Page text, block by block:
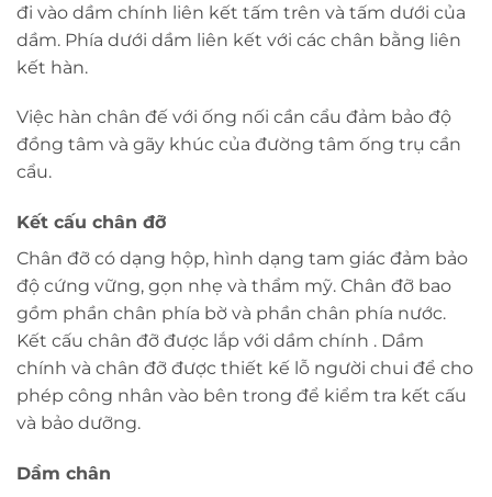
đi vào dầm chính liên kết tấm trên và tấm dưới của
dầm. Phía dưới dầm liên kết với các chân bằng liên
kết hàn.
Việc hàn chân đế với ống nối cần cẩu đảm bảo độ
đồng tâm và gãy khúc của đường tâm ống trụ cần
cẩu.
Kết cấu chân đỡ
Chân đỡ có dạng hộp, hình dạng tam giác đảm bảo
độ cứng vững, gọn nhẹ và thẩm mỹ. Chân đỡ bao
gồm phần chân phía bờ và phần chân phía nước.
Kết cấu chân đỡ được lắp với dầm chính . Dầm
chính và chân đỡ được thiết kế lỗ người chui để cho
phép công nhân vào bên trong để kiểm tra kết cấu
và bảo dưỡng.
Dầm chân